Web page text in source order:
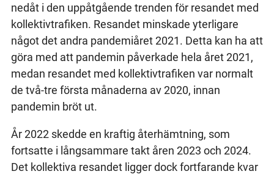
nedåt i den uppåtgående trenden för resandet med
kollektivtrafiken. Resandet minskade yterligare
något det andra pandemiåret 2021. Detta kan ha att
göra med att pandemin påverkade hela året 2021,
medan resandet med kollektivtrafiken var normalt
de två-tre första månaderna av 2020, innan
pandemin bröt ut.
År 2022 skedde en kraftig återhämtning, som
fortsatte i långsammare takt åren 2023 och 2024.
Det kollektiva resandet ligger dock fortfarande kvar